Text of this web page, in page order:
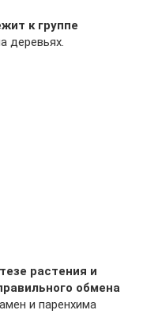
к группе
деревьях.
растения и
обмена
и паренхима